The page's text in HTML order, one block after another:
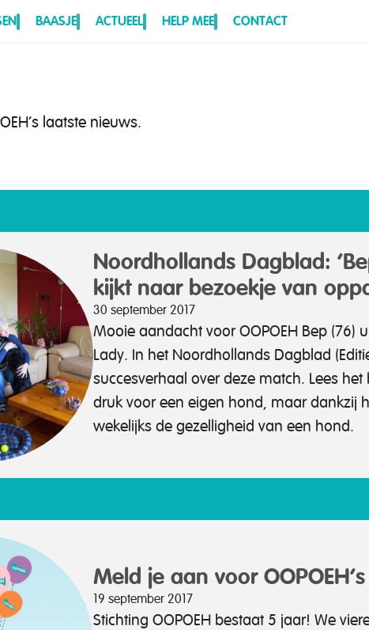
BAASJE ACTUEEL HELP MEE CONTACT
laatste nieuws.
Noordhollands Dagblad:
kijkt naar bezoekje van
30 september 2017
Mooie aandacht voor OOPOEH Bep (76)
Lady. In het Noordhollands Dagblad
succesverhaal over deze match. Lees
druk voor een eigen hond, maar dankzij
wekelijks de gezelligheid van een hond.
Meld je aan voor
19 september 2017
Stichting OOPOEH bestaat 5 jaar! We